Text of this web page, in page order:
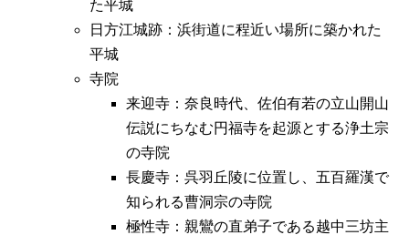
た平城
日方江城跡：浜街道に程近い場所に築かれた
平城
寺院
来迎寺：奈良時代、佐伯有若の立山開山
伝説にちなむ円福寺を起源とする浄土宗
の寺院
長慶寺：呉羽丘陵に位置し、五百羅漢で
知られる曹洞宗の寺院
極性寺：親鸞の直弟子である越中三坊主